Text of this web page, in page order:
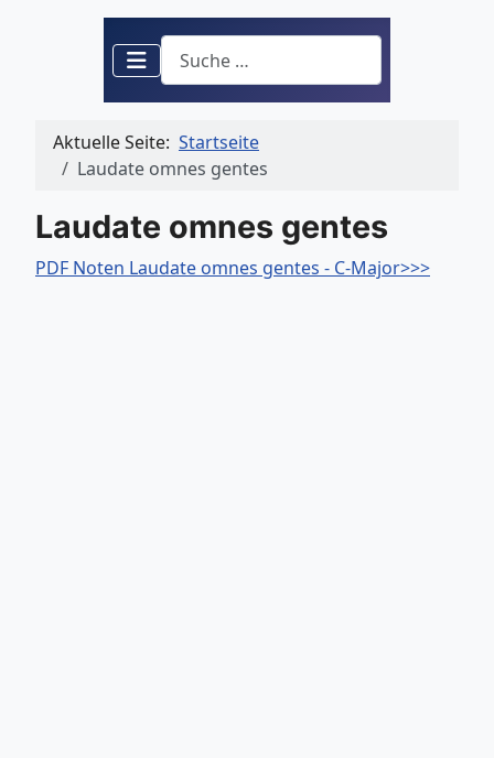
Suchen
Aktuelle Seite: Startseite
Laudate omnes gentes
Laudate omnes gentes
PDF Noten Laudate omnes gentes - C-Major>>>